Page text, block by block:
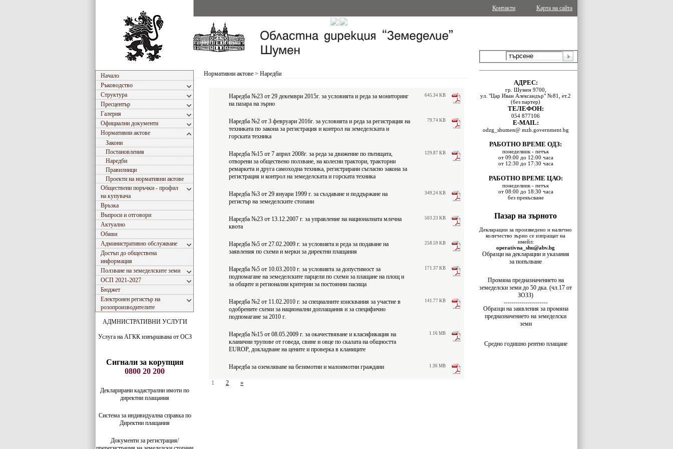
Карта на сайта
Контакти
Начало
Ръководство
Структура
Пресцентър
Галерия
Официални документи
Нормативни актове
Закони
Постановления
Наредби
Правилници
Проекти на нормативни актове
Обществени поръчки - профил
на купувача
Връзка
Въпроси и отговори
Актуално
Обяви
Административно обслужване
Достъп до обществена
информация
Ползване на земеделските земи
ОСП 2021-2027
Бюджет
Електронен регистър на
розопроизводителите
АДМНИСТРАТИВНИ УСЛУГИ
Услуга на АГКК извършвана от ОСЗ
Сигнали за корупция
0800 20 200
Декларирани кадастрални имоти по
директни плащания
Система за индивидуaлна справка по
Директни плащания
Документи за регистрация/
Нормативни актове > Наредби
Наредба №23 от 29 декември 2015г. за условията и реда за мониторинг
на пазара на зърно
645.34 KB
Наредба №2 от 3 февруари 2016г. за условията и реда за регистрация на
техниката по закона за регистрация и контрол на земеделската и
горската техника
79.74 KB
Наредба №15 от 7 април 2008г. за реда за движение по пътищата,
отворени за обществено ползване, на колесни трактори, тракторни
ремаркета и друга самоходна техника, регистрирани съгласно закона за
регистрация и контрол на земеделската и горската техника
129.87 KB
Наредба №3 от 29 януари 1999 г. за създаване и поддържане на
регистър на земеделските стопани
349.24 KB
Наредба №23 от 13.12.2007 г. за управление на националната млечна
квота
503.23 KB
Наредба №5 от 27.02.2009 г. за условията и реда за подаване на
заявления по схеми и мерки за директни плащания
258.59 KB
Наредба №5 от 10.03.2010 г. за условията за допустимост за
подпомагане на земеделските парцели по схеми за плащане на площ и
за общите и регионални критерии за постоянни пасища
171.37 KB
Наредба №2 от 11.02.2010 г. за специалните изисквания за участие в
одобрените схеми за национални доплащания и за специфично
подпомагане за 2010 г.
141.77 KB
Наредба №15 от 08.05.2009 г. за окачествяване и класификация на
кланични трупове от говеда, свине и овце по скалата на общността
EUROP, докладване на цените и проверка в кланиците
1.16 MB
Наредба за оземляване на безимотни и малоимотни граждани 1.36 MB
1 2 »
АДРЕС:
гр. Шумен 9700,
ул. "Цар Иван Александър" №81, ет.2
(без партер)
ТЕЛЕФОН:
054 877106
E-MAIL:
odzg_shumen@ mzh.government.bg
РАБОТНО ВРЕМЕ ОДЗ:
понеделник - петък
от 09:00 до 12:00 часа
от 12:30 до 17:30 часа
РАБОТНО ВРЕМЕ ЦАО:
понеделник - петък
от 08:00 до 18:30 часа
без прекъсване
Пазар на зърното
Декларации за произведено и налично
количество зърно се изпращат на
имейл:
operativna_shu@abv.bg
Образци на декларации и указания
за попълване
Промяна предназначението на
земеделски земи до 50 дка. (чл.17 от
ЗОЗЗ)
----------------------
Образци на заявления за промяна
предназначението на земеделски
земи
Средно годишно рентно плащане